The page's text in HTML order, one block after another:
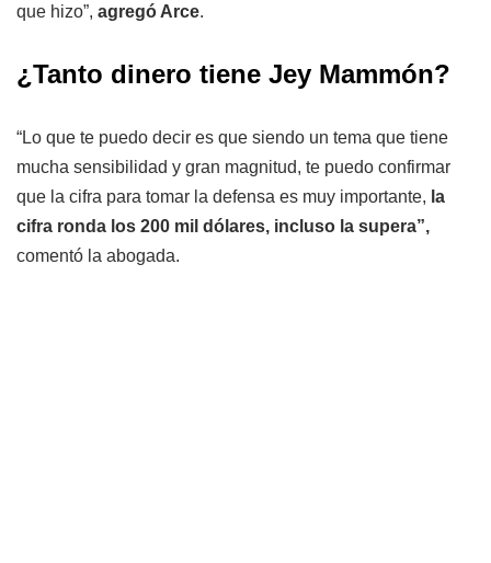
que hizo”, agregó Arce.
¿Tanto dinero tiene Jey Mammón?
“Lo que te puedo decir es que siendo un tema que tiene
mucha sensibilidad y gran magnitud, te puedo confirmar
que la cifra para tomar la defensa es muy importante, la
cifra ronda los 200 mil dólares, incluso la supera”,
comentó la abogada.